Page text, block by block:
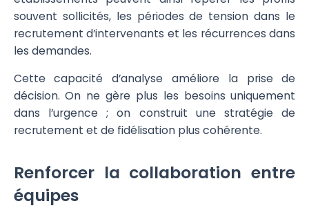
souvent sollicités, les périodes de tension dans le
recrutement d’intervenants et les récurrences dans
les demandes.
Cette capacité d’analyse améliore la prise de
décision. On ne gère plus les besoins uniquement
dans l’urgence ; on construit une stratégie de
recrutement et de fidélisation plus cohérente.
Renforcer la collaboration entre
équipes